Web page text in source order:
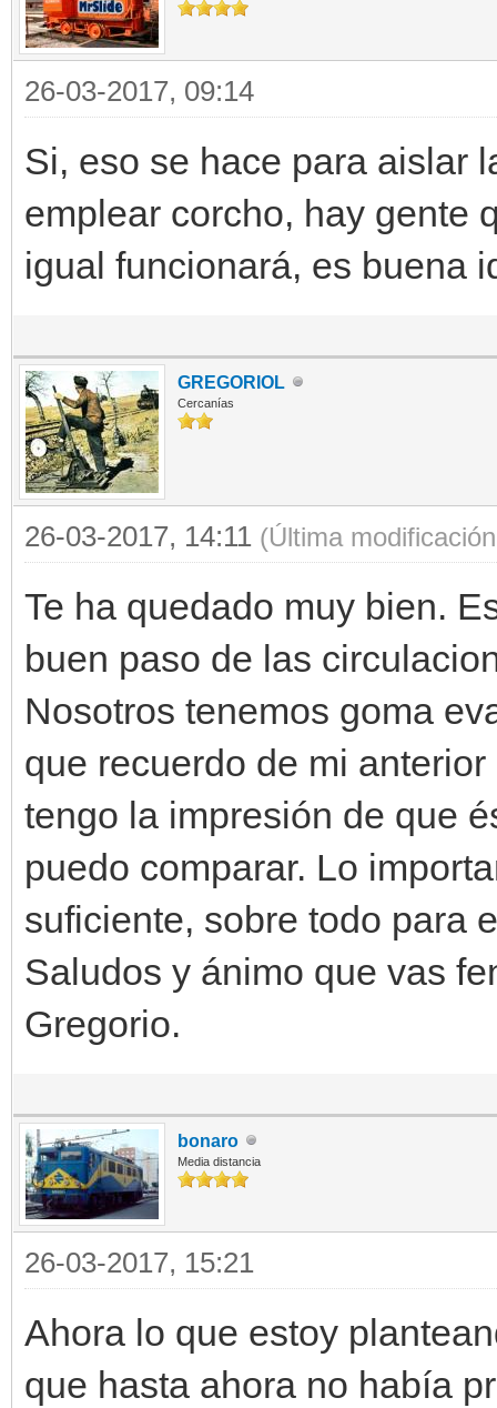
26-03-2017, 09:14
Si, eso se hace para aislar
emplear corcho, hay gente
igual funcionará, es buena
GREGORIOL
Cercanías
26-03-2017, 14:11 (Última
Te ha quedado muy bien.
buen paso de las
Nosotros tenemos goma
que recuerdo de mi
tengo la impresión de que
puedo comparar. Lo
suficiente, sobre todo para
Saludos y ánimo que vas
Gregorio.
bonaro
Media distancia
26-03-2017, 15:21
Ahora lo que estoy
que hasta ahora no había